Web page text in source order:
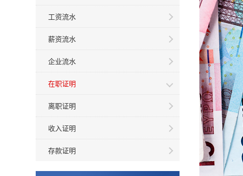
工资流水
薪资流水
企业流水
在职证明
离职证明
收入证明
存款证明